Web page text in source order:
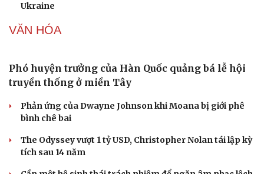
Ukraine
VĂN HÓA